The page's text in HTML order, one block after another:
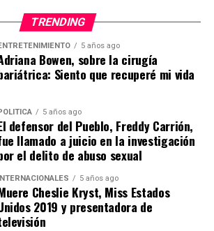
Panchi Rodríguez.
para sus familias la tragedia
cada amanecer.
llegó antes que el
tomó el micrófono, no habló desde
puestos bajo cadena de custodia
establecidos, con el
autoridades competentes
utilización y eventuales
penales.
TRENDING
5 años ago
Bowen, sobre la cirugía
Siento que recuperé mi vida
5 años ago
defensor del Pueblo, Freddy Carrión,
llamado a juicio en la investigación
el delito de abuso sexual
5 años ago
Cheslie Kryst, Miss Estados
2019 y presentadora de